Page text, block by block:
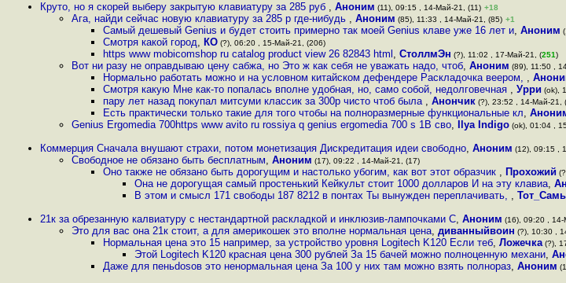
Круто, но я скорей выберу закрытую клавиатуру за 285 руб , Аноним (11), 09:15 , 14-Май-21, (11) +18
Ага, найди сейчас новую клавиатуру за 285 р где-нибудь , Аноним (85), 11:33 , 14-Май-21, (85) +1
Самый дешевый Genius и будет стоить примерно так моей Genius клаве уже 16 лет и, Аноним
Смотря какой город, КО (?), 06:20 , 15-Май-21, (206)
https www mobicomshop ru catalog product view 26 82843 html , СтоллмЭн (?), 11:02 , 17-Май-21, (251)
Вот ни разу не оправдываю цену сабжа, но Это ж как себя не уважать надо, чтоб, Аноним (89), 11:50 ,
Нормально работать можно и на условном китайском дефендере Раскладочка веером, ,
Смотря какую Мне как-то попалась вполне удобная, но, само собой, недолговечная , Урри (ok),
пару лет назад покупал митсуми классик за 300р чисто чтоб была , Анончик (?), 23:52 , 14-Май-21,
Есть практически только такие для того чтобы на полноразмерные функциональные кл,
Genius Ergomedia 700https www avito ru rossiya q genius ergomedia 700 s 1В сво, Ilya Indigo (ok), 01:04 ,
Коммерция Сначала внушают страхи, потом монетизация Дискредитация идеи свободно, Аноним (12), 09:15 ,
Свободное не обязано быть бесплатным, Аноним (17), 09:22 , 14-Май-21, (17)
Оно также не обязано быть дорогущим и настолько убогим, как вот этот образчик , Прохожий
Она не дорогущая самый простенький Кейкульт стоит 1000 долларов И на эту клавиа,
В этом и смысл 171 свободы 187 8212 в понтах Ты вынужден переплачивать, ,
21к за обрезанную калвиатуру с нестандартной раскладкой и инклюзив-лампочками С, Аноним (16), 09:20 ,
Это для вас она 21к стоит, а для америкошек это вполне нормальная цена, диванныйвоин (?), 10:30 ,
Нормальная цена это 15 например, за устройство уровня Logitech K120 Если теб, Ложечка (?),
Этой Logitech K120 красная цена 300 рублей За 15 бачей можно полноценную механи,
Даже для пеньdosов это ненормальная цена За 100 у них там можно взять полнораз, Аноним